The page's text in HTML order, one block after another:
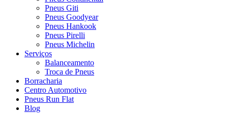
Pneus Giti
Pneus Goodyear
Pneus Hankook
Pneus Pirelli
Pneus Michelin
Serviços
Balanceamento
Troca de Pneus
Borracharia
Centro Automotivo
Pneus Run Flat
Blog